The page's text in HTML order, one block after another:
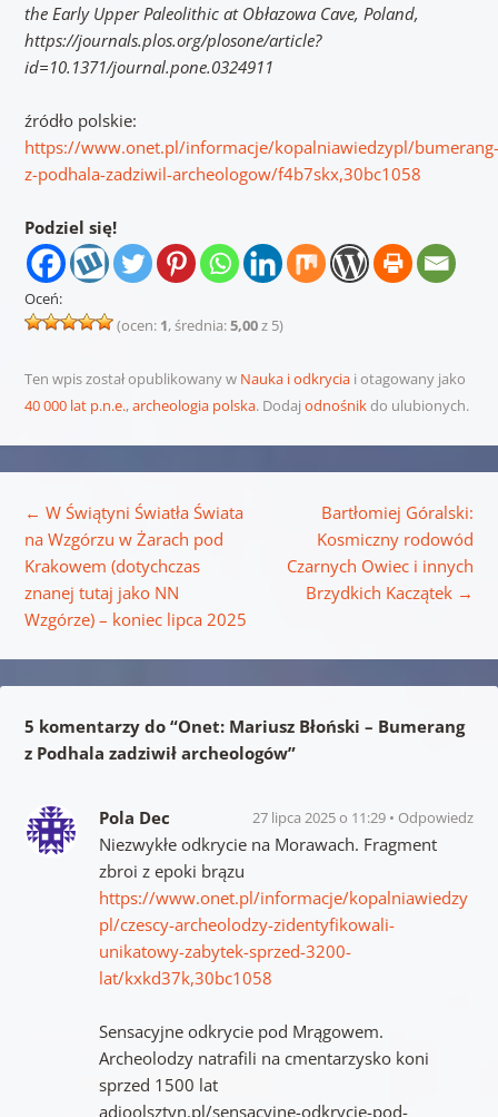
the Early Upper Paleolithic at Obłazowa Cave, Poland,
https://journals.plos.org/plosone/article?
id=10.1371/journal.pone.0324911
źródło polskie:
https://www.onet.pl/informacje/kopalniawiedzypl/bumerang-
z-podhala-zadziwil-archeologow/f4b7skx,30bc1058
Podziel się!
Oceń:
(ocen: 1, średnia:5,00z 5)
Ten wpis został opublikowany w Nauka i odkryciai otagowany jako
40 000 lat p.n.e.,archeologia polska. Dodaj odnośnikdo ulubionych.
← W Świątyni Światła Świata
na Wzgórzu w Żarach pod
Krakowem (dotychczas
znanej tutaj jako NN
Wzgórze) – koniec lipca 2025
Bartłomiej Góralski:
Kosmiczny rodowód
Czarnych Owiec i innych
Brzydkich Kaczątek →
5 komentarzy do “Onet: Mariusz Błoński – Bumerang
z Podhala zadziwił archeologów”
Pola Dec 27 lipca 2025 o 11:29 Odpowiedz
Niezwykłe odkrycie na Morawach. Fragment
zbroi z epoki brązu
https://www.onet.pl/informacje/kopalniawiedzy
pl/czescy-archeolodzy-zidentyfikowali-
unikatowy-zabytek-sprzed-3200-
lat/kxkd37k,30bc1058
Sensacyjne odkrycie pod Mrągowem.
Archeolodzy natrafili na cmentarzysko koni
sprzed 1500 lat
adioolsztyn.pl/sensacyjne-odkrycie-pod-